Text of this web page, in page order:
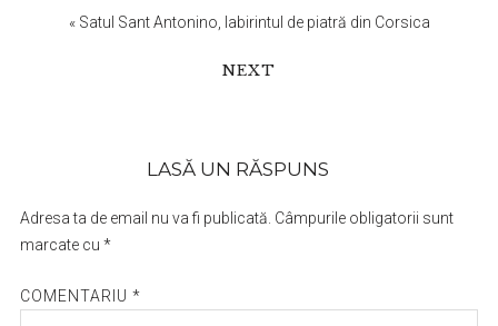
« Satul Sant Antonino, labirintul de piatră din Corsica
NEXT
Interactions
LASĂ UN RĂSPUNS
Adresa ta de email nu va fi publicată. Câmpurile obligatorii sunt
marcate cu *
COMENTARIU *